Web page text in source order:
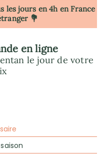
les jours en 4h en France
💐
en ligne
le jour de votre